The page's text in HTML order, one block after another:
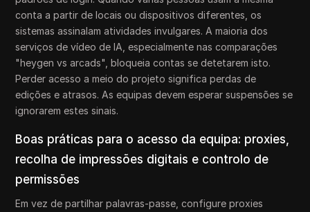
conta a partir de locais ou dispositivos diferentes, os
sistemas assinalam atividades invulgares. A maioria dos
serviços de vídeo de IA, especialmente nas comparações
"heygen vs arcads", bloqueia contas se detetarem isto.
Perder acesso a meio do projeto significa perdas de
edições e atrasos. As equipas devem esperar suspensões se
ignorarem estes sinais.
Boas práticas para o acesso da equipa: proxies,
recolha de impressões digitais e controlo de
permissões
Em vez de partilhar palavras-passe, configure proxies